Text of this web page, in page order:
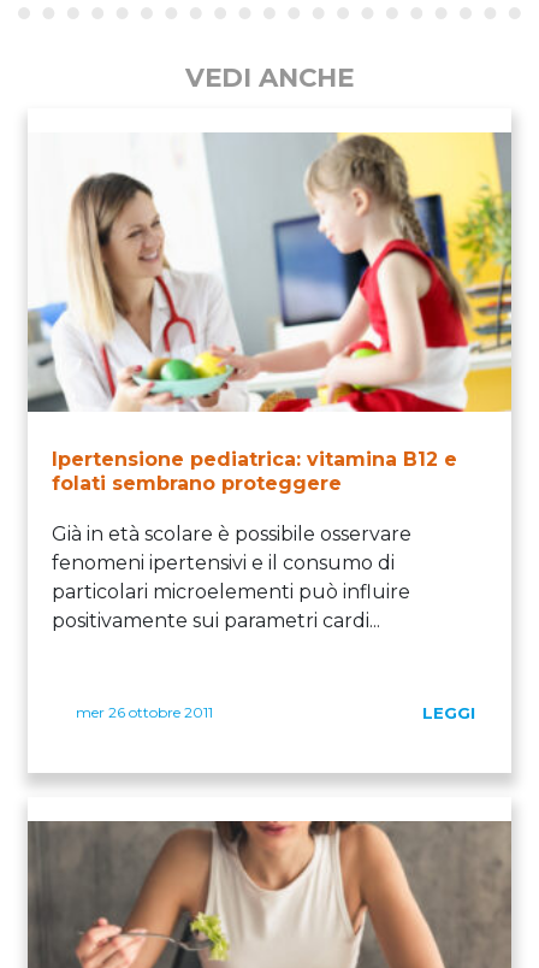
VEDI ANCHE
Ipertensione pediatrica: vitamina B12 e
folati sembrano proteggere
Già in età scolare è possibile osservare
fenomeni ipertensivi e il consumo di
particolari microelementi può influire
positivamente sui parametri cardi...
mer 26 ottobre 2011 LEGGI